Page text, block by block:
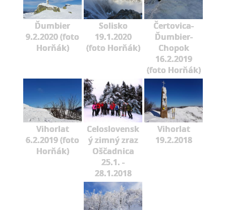
Ďumbier
9.2.2020 (foto
Horňák)
Solisko
19.1.2020
(foto Horňák)
Čertovica-
Ďumbier-
Chopok
16.2.2019
(foto Horňák)
Vihorlat
6.2.2019 (foto
Horňák)
Celoslovensk
ý zimný zraz
Oščadnica
25.1. -
28.1.2018
Vihorlat
19.2.2018